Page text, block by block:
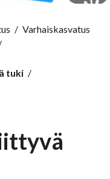
/ Varhaiskasvatus
tuki /